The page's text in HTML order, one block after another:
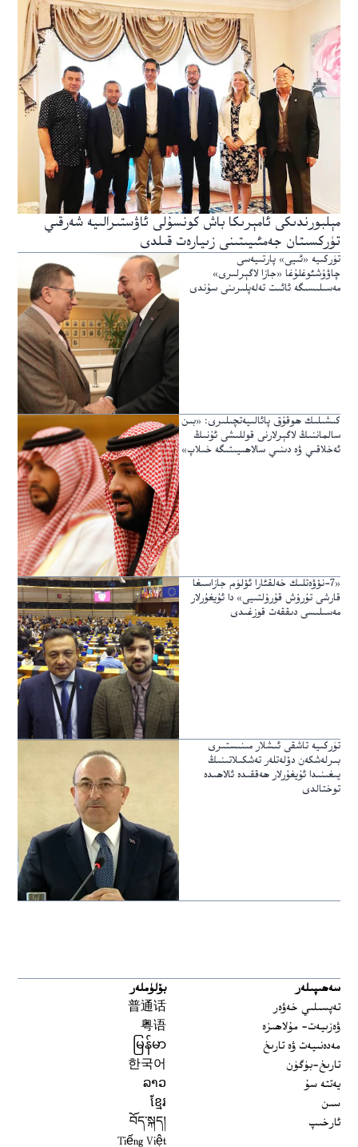
مېلبورندىكى ئامېرىكا باش كونسۇلى ئاۋستىرالىيە شەرقىي
تۈركسىتان جەمئىيىتىنى زىيارەت قىلدى
تۈركىيە «ئىيى» پارتىيەسى
چاۋۇشئوغلۇغا «جازا لاگېرلىرى»
مەسىلىسىگە ئائىت تەلەپلىرىنى سۇندى
كىشىلىك ھوقۇق پائالىيەتچىلىرى: «بىن
سالماننىڭ لاگېرلارنى قوللىشى ئۇنىڭ
ئەخلاقىي ۋە دىنىي سالاھىيىتىگە خىلاپ»
«7-نۆۋەتلىك خەلقئارا ئۆلۈم جازاسىغا
قارشى تۇرۇش قۇرۇلتىيى» دا ئۇيغۇرلار
مەسىلىسى دىققەت قوزغىدى
تۈركىيە تاشقى ئىشلار مىنىستىرى
بىرلەشكەن دۆلەتلەر تەشكىلاتىنىڭ
يىغىنىدا ئۇيغۇرلار ھەققىدە ئالاھىدە
توختالدى
سەھىپىلەر
تەپسىلىي خەۋەر
ۋەزىيەت- مۇلاھىزە
مەدەنىيەت ۋە تارىخ
تارىخ-بۈگۈن
يەتتە سۇ
سىن
ئارخىپ
بۆلۈملەر
普通话
粤语
မြန်မာ
한국어
ລາວ
ខ្មែរ
བོད་སྐད།
Tiếng Việt